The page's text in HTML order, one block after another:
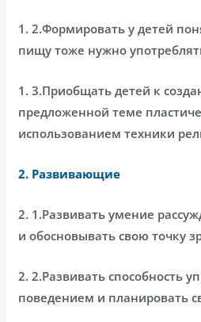
1. 2.Формировать у детей
пищу тоже нужно
1. 3.Приобщать детей к
предложенной теме
использованием техники
2. Развивающие
2. 1.Развивать умение
и обосновывать свою точку
2. 2.Развивать способность
поведением и планировать